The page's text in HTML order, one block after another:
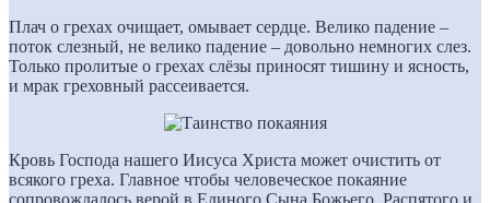
Плач о грехах очищает, омывает сердце. Велико падение –
поток слезный, не велико падение – довольно немногих слез.
Только пролитые о грехах слёзы приносят тишину и ясность,
и мрак греховный рассеивается.
Кровь Господа нашего Иисуса Христа может очистить от
всякого греха. Главное чтобы человеческое покаяние
сопровождалось верой в Единого Сына Божьего, Распятого и